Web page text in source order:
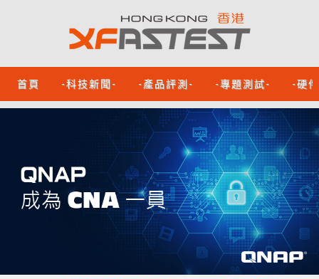
首頁 -科技新聞- -產品評測- -專題測試- -硬